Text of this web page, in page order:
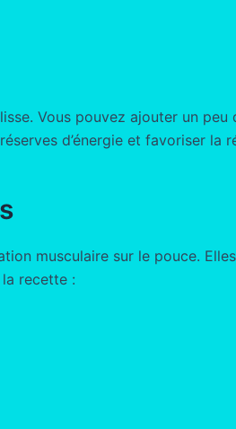
Vous pouvez ajouter un
d’énergie et favoriser la
musculaire sur le pouce.
recette :